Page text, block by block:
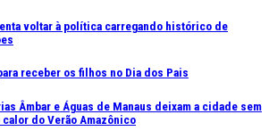
voltar à política carregando histórico de
receber os filhos no Dia dos Pais
Âmbar e Águas de Manaus deixam a cidade sem
do Verão Amazônico